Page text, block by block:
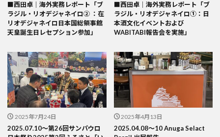
■西田卓｜海外実務レポート「ブ
ラジル・リオデジャネイロ② ：在
リオデジャネイロ日本国総領事館
天皇誕生日レセプション参加」
■西田卓｜海外実務レポート「ブ
ラジル・リオデジャネイロ①：日
本酒文化イベントおよび
WABITABI報告会を実施」
2025年7月24日
2025.07.10～第26回サンパウロ
2025年4月13日
2025.04.08～10 Anuga Selact